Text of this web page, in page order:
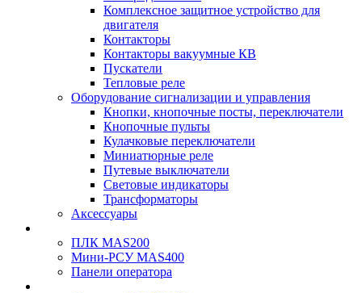
Комплексное защитное устройство для
двигателя
Контакторы
Контакторы вакуумные КВ
Пускатели
Тепловые реле
Оборудование сигнализации и управления
Кнопки, кнопочные посты, переключатели
Кнопочные пульты
Кулачковые переключатели
Миниатюрные реле
Путевые выключатели
Световые индикаторы
Трансформаторы
Аксессуары
ПЛК MAS200
Мини-РСУ MAS400
Панели оператора